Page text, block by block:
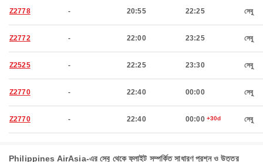
Z2778 - 20:55 22:25 সেবু
Z2772 - 22:00 23:25 সেবু
Z2525 - 22:25 23:30 সেবু
Z2770 - 22:40 00:00 সেবু
Z2770 - 22:40 00:00 +30d সেবু
Philippines AirAsia-এর সেবু থেকে ফ্লাইট সম্পর্কিত সাধারণ প্রশ্ন ও উত্তর